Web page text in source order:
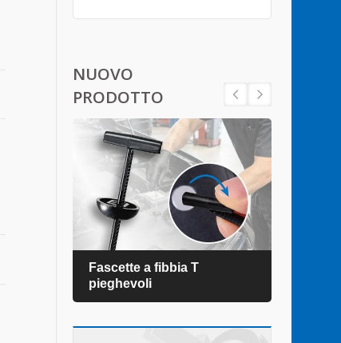
NUOVO
PRODOTTO
Fascette a fibbia T
pieghevoli